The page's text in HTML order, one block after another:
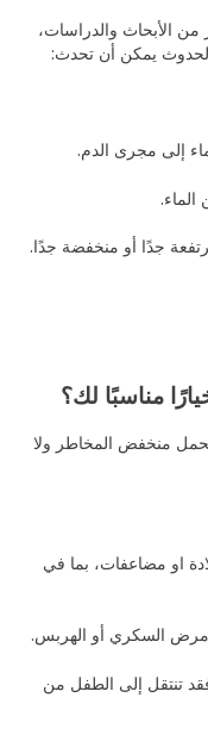
من الأبحاث والدراسات،
يمكن أن تحدث:
إلى مجرى الدم.
جدًا أو منخفضة جدًا.
مناسبًا لك؟
منخفض المخاطر ولا
او مضاعفات، بما في
مرض السكري أو الهربس.
فقد تنتقل إلى الطفل من